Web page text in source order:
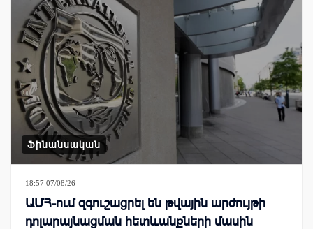
Ֆինանսական
18:57 07/08/26
ԱՄՀ-ում զգուշացրել են թվային արժույթի
դոլարայնացման հետևանքների մասին